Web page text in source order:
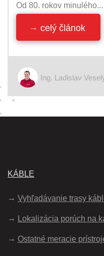
Od 80. rokov minulého...
celý článok
Ing. Ladislav
KÁBLE
Vyhľadávanie trasy
Lokalizácia porúch na
Ostatné meracie